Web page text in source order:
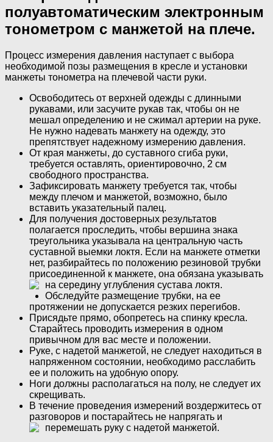
полуавтоматическим электронным
тонометром с манжетой на плече.
Процесс измерения давления наступает с выбора
необходимой позы размещения в кресле и установки
манжеты тонометра на плечевой части руки.
Освободитесь от верхней одежды с длинными
рукавами, или засучите рукав так, чтобы он не
мешал определению и не сжимал артерии на руке.
Не нужно надевать манжету на одежду, это
препятствует надежному измерению давления.
От края манжеты, до суставного сгиба руки,
требуется оставлять, ориентировочно, 2 см
свободного пространства.
Зафиксировать манжету требуется так, чтобы
между плечом и манжетой, возможно, было
вставить указательный палец.
Для получения достоверных результатов
полагается проследить, чтобы вершина знака
треугольника указывала на центральную часть
суставной выемки локтя. Если на манжете отметки
нет, разбирайтесь по положению резиновой трубки
присоединенной к манжете, она обязана указывать
на середину углубления сустава локтя.
Обследуйте размещение трубки, на ее
протяжении не допускается резких перегибов.
Присядьте прямо, обопретесь на спинку кресла.
Старайтесь проводить измерения в одном
привычном для вас месте и положении.
Руке, с надетой манжетой, не следует находиться в
напряженном состоянии, необходимо расслабить
ее и положить на удобную опору.
Ноги должны располагаться на полу, не следует их
скрещивать.
В течение проведения измерений воздержитесь от
разговоров и постарайтесь не напрягать и
перемешать руку с надетой манжетой.